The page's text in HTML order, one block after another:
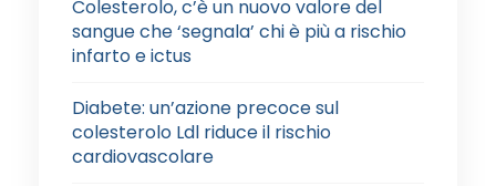
Colesterolo, c’è un nuovo valore del
sangue che ‘segnala’ chi è più a rischio
infarto e ictus
Diabete: un’azione precoce sul
colesterolo Ldl riduce il rischio
cardiovascolare